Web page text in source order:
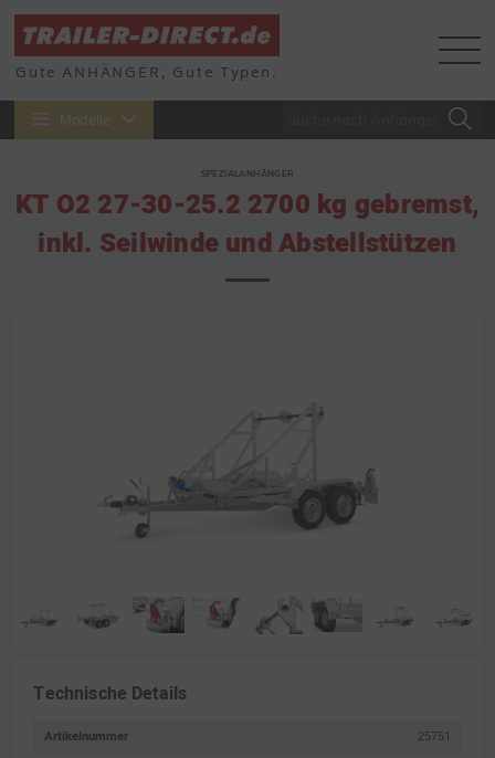
Gute ANHÄNGER, Gute Typen.
Modelle
SPEZIALANHÄNGER
KT O2 27-30-25.2 2700 kg gebremst,
inkl. Seilwinde und Abstellstützen
Technische Details
Artikelnummer
25751